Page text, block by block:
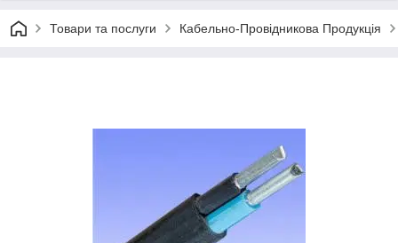
Товари та послуги Кабельно-Провідникова Продукція